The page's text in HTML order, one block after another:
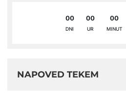
00
DNI
00
UR
00
MINUT
NAPOVED TEKEM